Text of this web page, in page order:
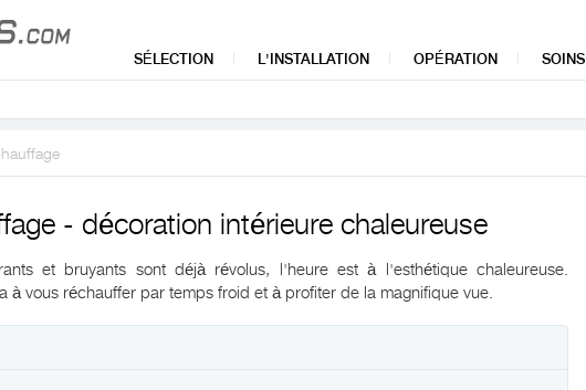
SÉLECTION L'INSTALLATION OPÉRATION SOINS
- décoration intérieure chaleureuse
et bruyants sont déjà révolus, l'heure est à l'esthétique chaleureuse.
à vous réchauffer par temps froid et à profiter de la magnifique vue.